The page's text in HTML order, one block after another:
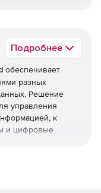
Подробнее
обеспечивает
разных
Решение
управления
к
и цифровые